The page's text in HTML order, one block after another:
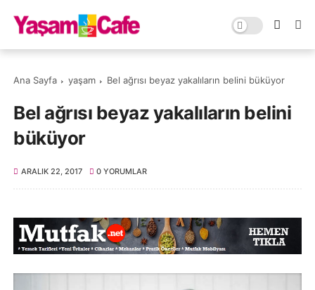
Ana Sayfa yaşam Bel ağrısı beyaz yakalıların belini büküyor
Bel ağrısı beyaz yakalıların belini
büküyor
ARALIK 22, 2017 0 YORUMLAR